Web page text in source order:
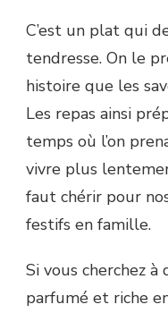
C’est un plat qui
tendresse. On le
histoire que les
Les repas ainsi
temps où l’on
vivre plus
faut chérir pour
festifs en famille.
Si vous cherchez
parfumé et riche